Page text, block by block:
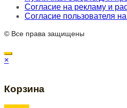
Согласие на рекламу и
Согласие пользователя
© Все права защищены
×
Корзина